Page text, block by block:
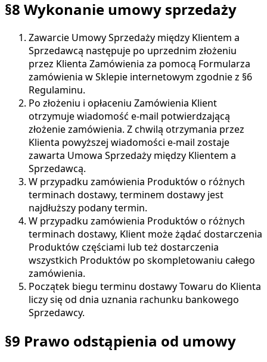
§8 Wykonanie umowy sprzedaży
Zawarcie Umowy Sprzedaży między Klientem a
Sprzedawcą następuje po uprzednim złożeniu
przez Klienta Zamówienia za pomocą Formularza
zamówienia w Sklepie internetowym zgodnie z §6
Regulaminu.
Po złożeniu i opłaceniu Zamówienia Klient
otrzymuje wiadomość e-mail potwierdzającą
złożenie zamówienia. Z chwilą otrzymania przez
Klienta powyższej wiadomości e-mail zostaje
zawarta Umowa Sprzedaży między Klientem a
Sprzedawcą.
W przypadku zamówienia Produktów o różnych
terminach dostawy, terminem dostawy jest
najdłuższy podany termin.
W przypadku zamówienia Produktów o różnych
terminach dostawy, Klient może żądać dostarczenia
Produktów częściami lub też dostarczenia
wszystkich Produktów po skompletowaniu całego
zamówienia.
Początek biegu terminu dostawy Towaru do Klienta
liczy się od dnia uznania rachunku bankowego
Sprzedawcy.
§9 Prawo odstąpienia od umowy